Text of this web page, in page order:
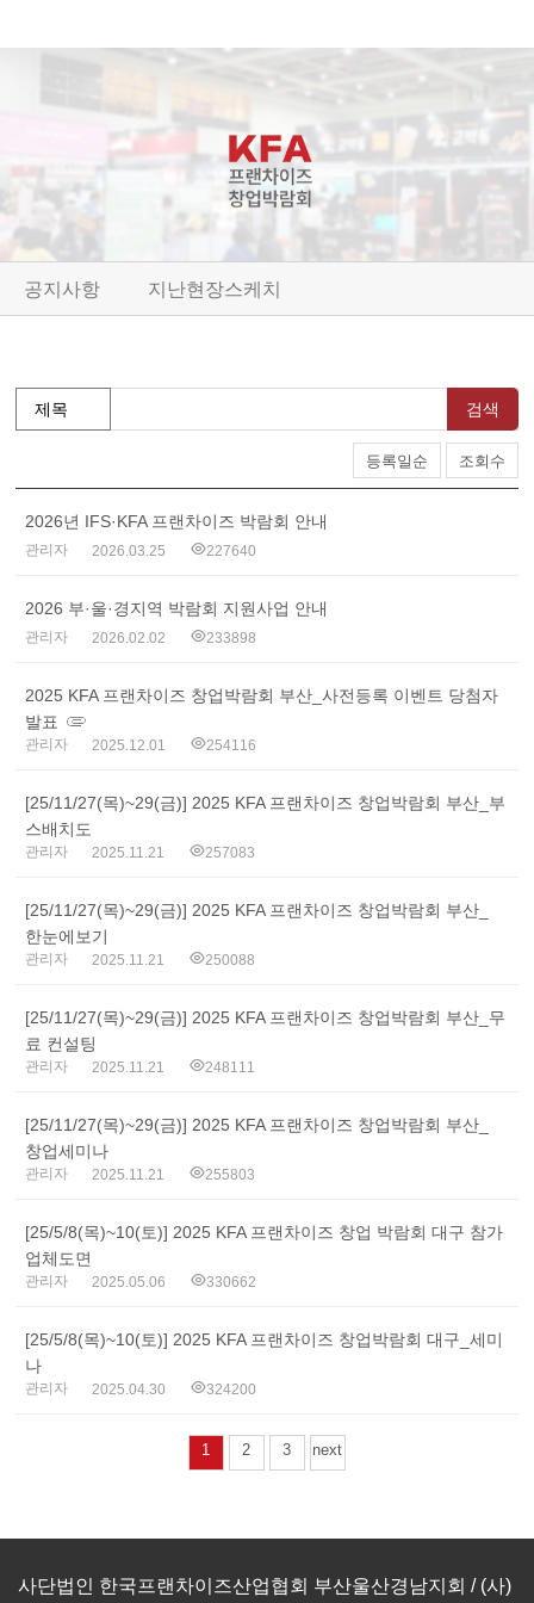
공지사항 지난현장스케치
검색
등록일순 조회수
2026년 IFS·KFA 프랜차이즈 박람회 안내
관리자 2026.03.25 227640
2026 부·울·경지역 박람회 지원사업 안내
관리자 2026.02.02 233898
2025 KFA 프랜차이즈 창업박람회 부산_사전등록 이벤트 당첨자
발표
관리자 2025.12.01 254116
[25/11/27(목)~29(금)] 2025 KFA 프랜차이즈 창업박람회 부산_부
스배치도
관리자 2025.11.21 257083
[25/11/27(목)~29(금)] 2025 KFA 프랜차이즈 창업박람회 부산_
한눈에보기
관리자 2025.11.21 250088
[25/11/27(목)~29(금)] 2025 KFA 프랜차이즈 창업박람회 부산_무
료 컨설팅
관리자 2025.11.21 248111
[25/11/27(목)~29(금)] 2025 KFA 프랜차이즈 창업박람회 부산_
창업세미나
관리자 2025.11.21 255803
[25/5/8(목)~10(토)] 2025 KFA 프랜차이즈 창업 박람회 대구 참가
업체도면
관리자 2025.05.06 330662
[25/5/8(목)~10(토)] 2025 KFA 프랜차이즈 창업박람회 대구_세미
나
관리자 2025.04.30 324200
1 2 3 next
사단법인 한국프랜차이즈산업협회 부산울산경남지회 / (사)